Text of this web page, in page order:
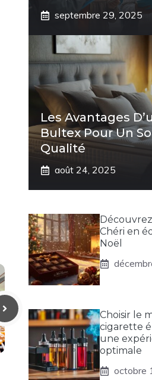
septembre 29, 2025
Les Avantages
Bultex Pour Un
Qualité
août 24, 2025
Chéri en
Noël
Choisir le
cigarette
une
optimale
octobre